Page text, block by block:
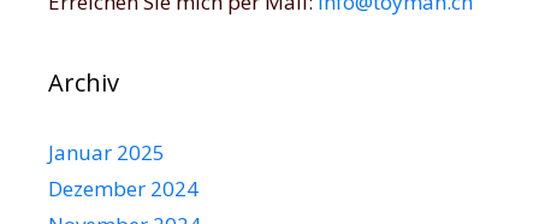
Archiv
Januar 2025
Dezember 2024